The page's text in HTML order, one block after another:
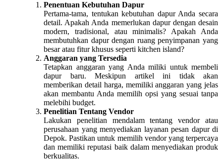
Penentuan Kebutuhan Dapur
Pertama-tama, tentukan kebutuhan dapur Anda secara
detail. Apakah Anda memerlukan dapur dengan desain
modern, tradisional, atau minimalis? Apakah Anda
membutuhkan dapur dengan ruang penyimpanan yang
besar atau fitur khusus seperti kitchen island?
Anggaran yang Tersedia
Tetapkan anggaran yang Anda miliki untuk membeli
dapur baru. Meskipun artikel ini tidak akan
memberikan detail harga, memiliki anggaran yang jelas
akan membantu Anda memilih opsi yang sesuai tanpa
melebihi budget.
Penelitian Tentang Vendor
Lakukan penelitian mendalam tentang vendor atau
perusahaan yang menyediakan layanan pesan dapur di
Depok. Pastikan untuk memilih vendor yang terpercaya
dan memiliki reputasi baik dalam menyediakan produk
berkualitas.